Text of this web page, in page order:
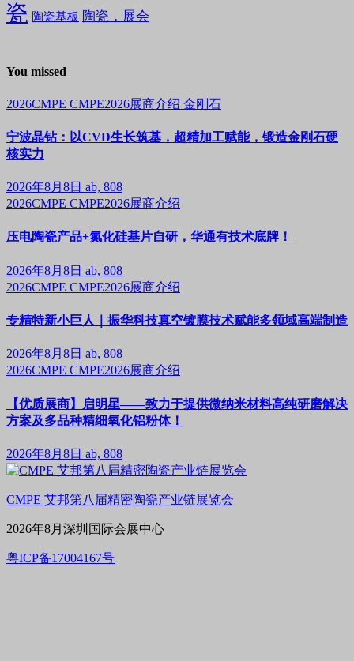
瓷 陶瓷基板 陶瓷，展会
You missed
2026CMPE CMPE2026展商介绍 金刚石
宁波晶钻：以CVD生长筑基，超精加工赋能，锻造金刚石硬
核实力
2026年8月8日 ab, 808
2026CMPE CMPE2026展商介绍
压电陶瓷产品+氮化硅基片自研，华通有技术底牌！
2026年8月8日 ab, 808
2026CMPE CMPE2026展商介绍
专精特新小巨人｜振华科技真空镀膜技术赋能多领域高端制造
2026年8月8日 ab, 808
2026CMPE CMPE2026展商介绍
【优质展商】启明星——致力于提供微纳米材料高纯研磨解决
方案及多品种精细氧化铝粉体！
2026年8月8日 ab, 808
CMPE 艾邦第八届精密陶瓷产业链展览会
2026年8月深圳国际会展中心
粤ICP备17004167号